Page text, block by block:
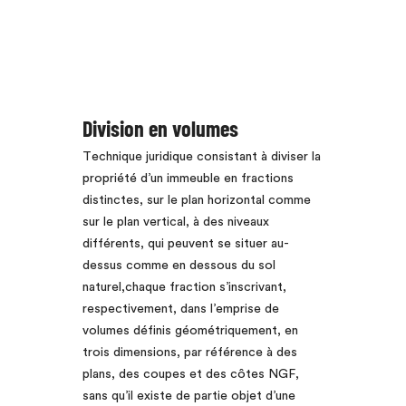
Division en volumes
Technique juridique consistant à diviser la
propriété d’un immeuble en fractions
distinctes, sur le plan horizontal comme
sur le plan vertical, à des niveaux
différents, qui peuvent se situer au-
dessus comme en dessous du sol
naturel,chaque fraction s’inscrivant,
respectivement, dans l’emprise de
volumes définis géométriquement, en
trois dimensions, par référence à des
plans, des coupes et des côtes NGF,
sans qu’il existe de partie objet d’une